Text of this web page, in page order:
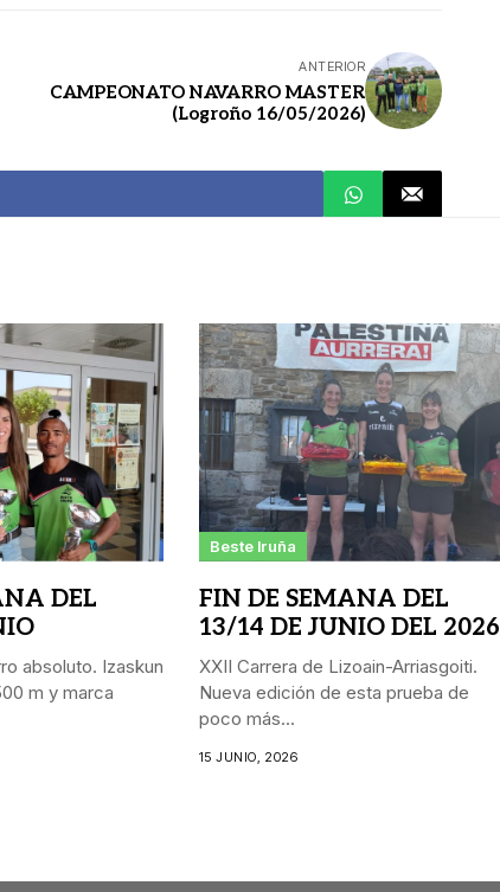
ANTERIOR
CAMPEONATO NAVARRO MASTER
(Logroño 16/05/2026)
DEL
absoluto. Izaskun
m y marca
Beste Iruña
FIN DE SEMANA DEL
13/14 DE JUNIO DEL 2026
XXII Carrera de Lizoain-Arriasgoiti.
Nueva edición de esta prueba de
poco más...
15 JUNIO, 2026